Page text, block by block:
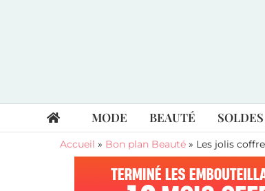
MODE BEAUTÉ
Accueil » Bon plan Beauté » Les jolis